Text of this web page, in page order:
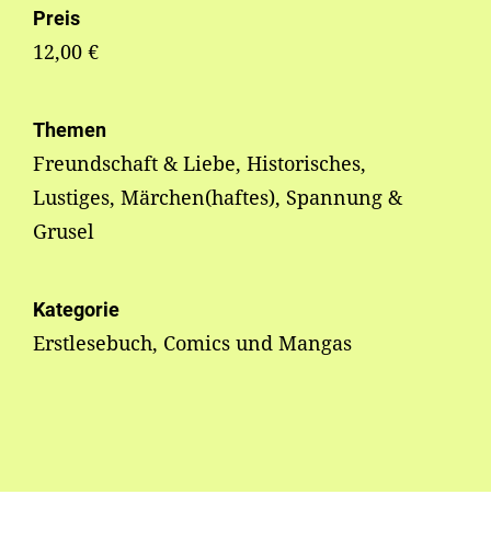
Preis
12,00 €
Themen
Freundschaft & Liebe, Historisches,
Lustiges, Märchen(haftes), Spannung &
Grusel
Kategorie
Erstlesebuch, Comics und Mangas